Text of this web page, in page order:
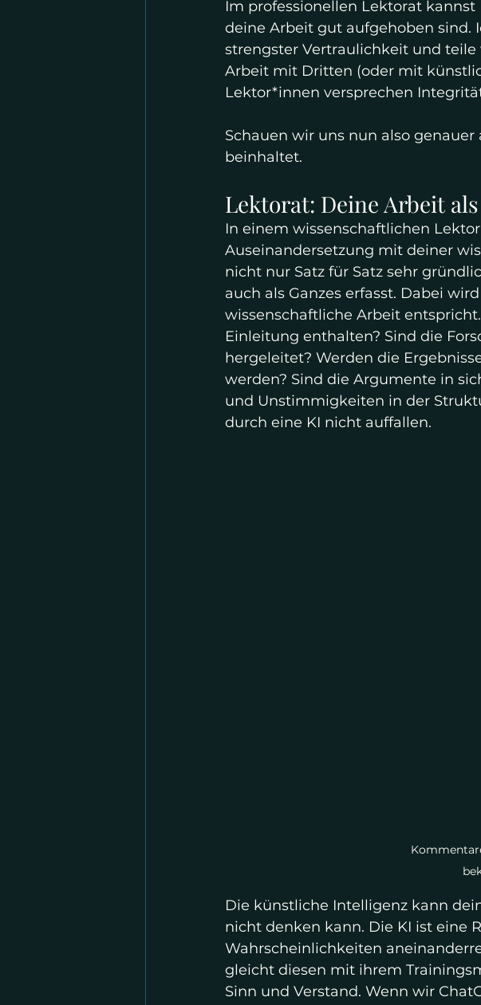
Im professionellen Lektorat
deine Arbeit gut aufgehoben sind.
strengster Vertraulichkeit und
Arbeit mit Dritten (oder mit
Lektor*innen versprechen
Schauen wir uns nun also genauer
beinhaltet.
Lektorat: Deine Arbeit als
In einem wissenschaftlichen
Auseinandersetzung mit deiner
nicht nur Satz für Satz sehr
auch als Ganzes erfasst. Dabei
wissenschaftliche Arbeit
Einleitung enthalten? Sind die
hergeleitet? Werden die
werden? Sind die Argumente in
und Unstimmigkeiten in der
durch eine KI nicht auffallen.
Die künstliche Intelligenz kann
nicht denken kann. Die KI ist eine
Wahrscheinlichkeiten
gleicht diesen mit ihrem
Sinn und Verstand. Wenn wir